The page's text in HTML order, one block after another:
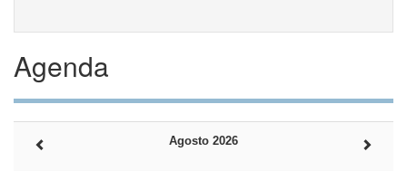
Agenda
Agosto 2026